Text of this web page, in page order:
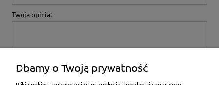
Twoja opinia:
Dbamy o Twoją prywatność